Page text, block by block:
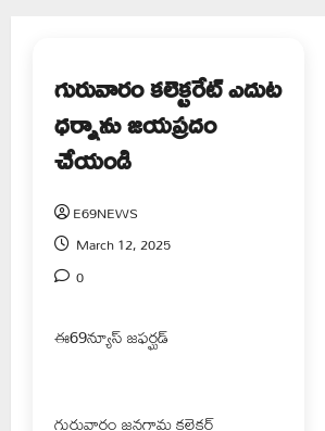
గురువారం కలెక్టరేట్ ఎదుట
ధర్నాను జయప్రదం
చేయండి
E69NEWS
March 12, 2025
0
ఈ69న్యూస్ జఫర్ఘడ్
గురువారం జనగామ కలెక్టర్